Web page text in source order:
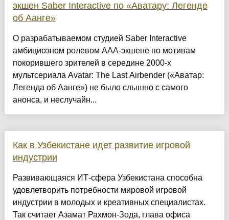
экшен Saber Interactive по «Аватару: Легенде
об Аанге»
О разрабатываемом студией Saber Interactive
амбициозном ролевом AAA-экшене по мотивам
покорившего зрителей в середине 2000-х
мультсериала Avatar: The Last Airbender («Аватар:
Легенда об Аанге») не было слышно с самого
анонса, и неслучайн...
Как в Узбекистане идет развитие игровой
индустрии
Развивающаяся ИТ-сфера Узбекистана способна
удовлетворить потребности мировой игровой
индустрии в молодых и креативных специалистах.
Так считает Азамат Рахмон-Зода, глава офиса